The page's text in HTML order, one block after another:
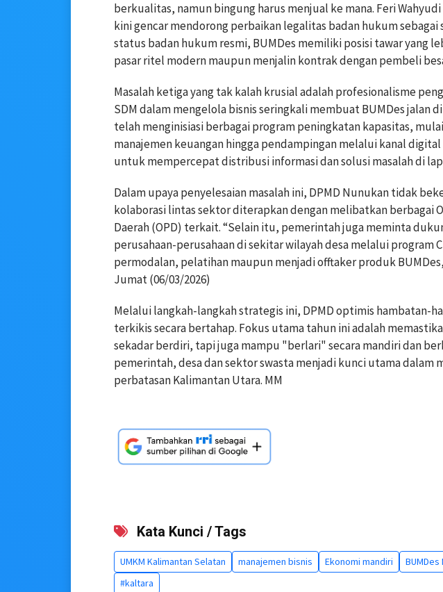
berkualitas, namun bingung harus menjual ke mana. Feri
kini gencar mendorong perbaikan legalitas badan hukum sebagai
status badan hukum resmi, BUMDes memiliki posisi tawar yang
pasar ritel modern maupun menjalin kontrak dengan pembeli
Masalah ketiga yang tak kalah krusial adalah profesionalisme
SDM dalam mengelola bisnis seringkali membuat BUMDes jalan
telah menginisiasi berbagai program peningkatan kapasitas,
manajemen keuangan hingga pendampingan melalui kanal
untuk mempercepat distribusi informasi dan solusi masalah di
Dalam upaya penyelesaian masalah ini, DPMD Nunukan tidak
kolaborasi lintas sektor diterapkan dengan melibatkan berbagai
Daerah (OPD) terkait. “Selain itu, pemerintah juga meminta
perusahaan-perusahaan di sekitar wilayah desa melalui program
permodalan, pelatihan maupun menjadi offtaker produk
Jumat (06/03/2026)
Melalui langkah-langkah strategis ini, DPMD optimis hambatan-
terkikis secara bertahap. Fokus utama tahun ini adalah
sekadar berdiri, tapi juga mampu "berlari" secara mandiri dan
pemerintah, desa dan sektor swasta menjadi kunci utama dalam
perbatasan Kalimantan Utara. MM
Kata Kunci / Tags
UMKM Kalimantan Selatan manajemen bisnis Ekonomi mandiri BUMDes
#kaltara